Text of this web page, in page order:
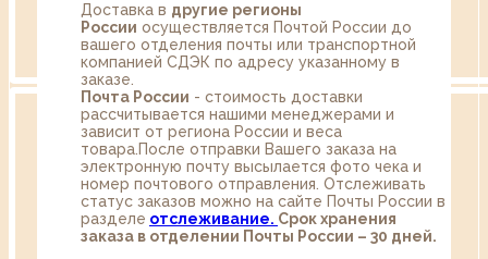
Доставка в другие регионы
России осуществляется Почтой России до
вашего отделения почты или транспортной
компанией СДЭК по адресу указанному в
заказе.
Почта России - стоимость доставки
рассчитывается нашими менеджерами и
зависит от региона России и веса
товара.После отправки Вашего заказа на
электронную почту высылается фото чека и
номер почтового отправления. Отслеживать
статус заказов можно на сайте Почты России в
разделе oтслеживание. Срок хранения
заказа в отделении Почты России – 30 дней.